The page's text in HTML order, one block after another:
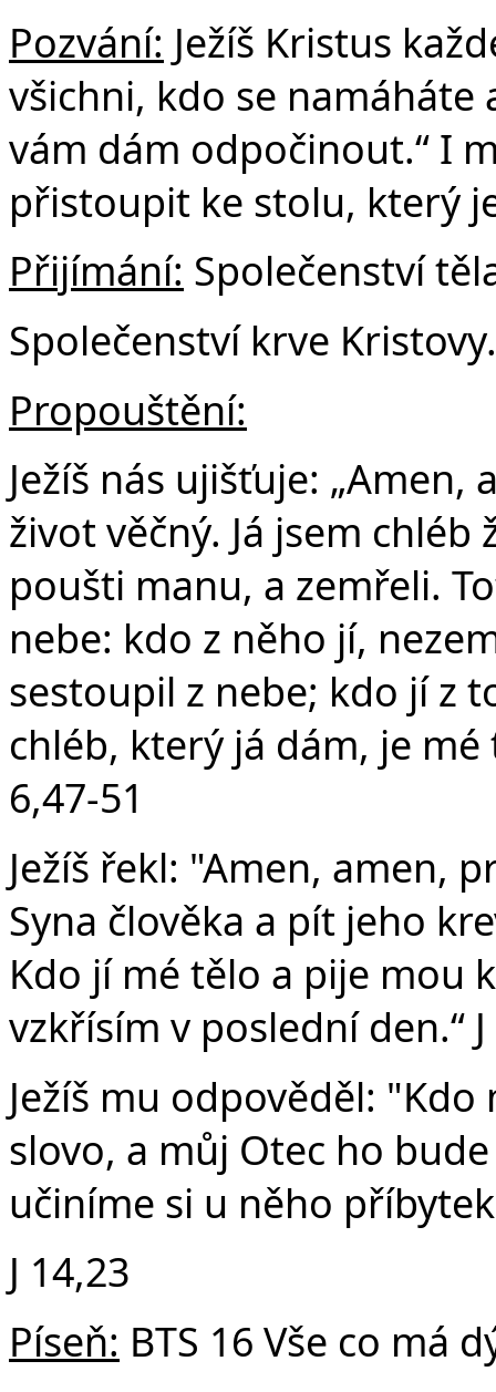
Pozvání: Ježíš Kristus
všichni, kdo se namáháte
vám dám odpočinout.“ I
přistoupit ke stolu, který
Přijímání: Společenství
Společenství krve Kristovy.
Propouštění:
Ježíš nás ujišťuje:
život věčný. Já jsem
poušti manu, a zemřeli.
nebe: kdo z něho jí,
sestoupil z nebe; kdo jí z
chléb, který já dám, je mé
6,47-51
Ježíš řekl: "Amen, amen,
Syna člověka a pít jeho
Kdo jí mé tělo a pije mou
vzkřísím v poslední den.“
Ježíš mu odpověděl:
slovo, a můj Otec ho
učiníme si u něho
J 14,23
Píseň: BTS 16 Vše co má